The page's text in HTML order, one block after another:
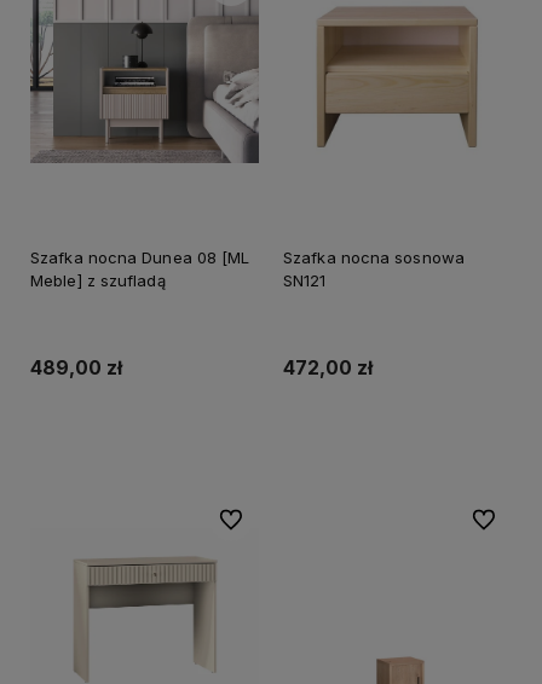
Szafka nocna Dunea 08 [ML
Meble] z szufladą
489,00 zł
Szafka nocna sosnowa
SN121
472,00 zł
Do ulubionych Do